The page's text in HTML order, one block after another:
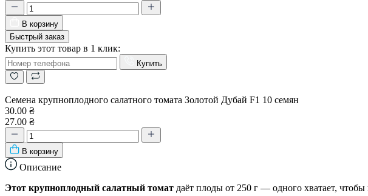
В корзину
Быстрый заказ
Купить этот товар в 1 клик:
Купить
Семена крупноплодного салатного томата Золотой Дубай F1 10 семян
30.00 ₴
27.00 ₴
В корзину
Описание
Этот крупноплодный салатный томат даёт плоды от 250 г — одного хватает,